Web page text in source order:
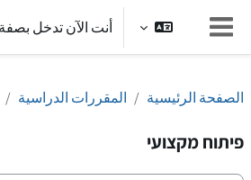
تخطى إلى المحتوى الرئيسي
أنت الآن تدخل
الصفحة الرئيسية المقررات الدراسية
פיתוח מקצועי